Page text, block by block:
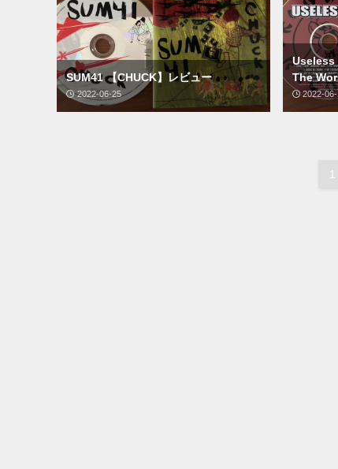
SUM41 【CHUCK】レビュー
2022-06-25
Useless
The
2022-
1